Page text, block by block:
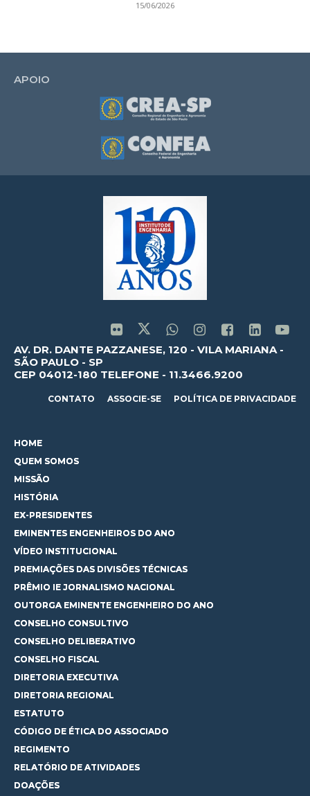
15/06/2026
APOIO
AV. DR. DANTE PAZZANESE, 120 - VILA MARIANA -
SÃO PAULO - SP
CEP 04012-180 TELEFONE - 11.3466.9200
CONTATO ASSOCIE-SE POLÍTICA DE PRIVACIDADE
HOME
QUEM SOMOS
MISSÃO
HISTÓRIA
EX-PRESIDENTES
EMINENTES ENGENHEIROS DO ANO
VÍDEO INSTITUCIONAL
PREMIAÇÕES DAS DIVISÕES TÉCNICAS
PRÊMIO IE JORNALISMO NACIONAL
OUTORGA EMINENTE ENGENHEIRO DO ANO
CONSELHO CONSULTIVO
CONSELHO DELIBERATIVO
CONSELHO FISCAL
DIRETORIA EXECUTIVA
DIRETORIA REGIONAL
ESTATUTO
CÓDIGO DE ÉTICA DO ASSOCIADO
REGIMENTO
RELATÓRIO DE ATIVIDADES
DOAÇÕES